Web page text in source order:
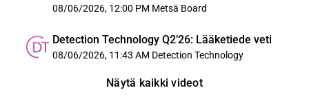
08/06/2026, 12:00 PM Metsä Board
Detection Technology Q2’26: Lääketiede veti
08/06/2026, 11:43 AM Detection Technology
Näytä kaikki videot